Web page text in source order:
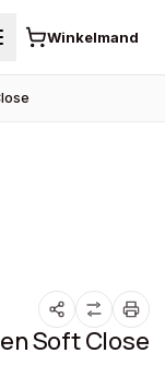
Winkelmand
Soft Close